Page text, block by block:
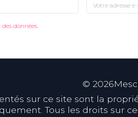
données.
© 2026
sur ce site sont la
Tous les droits sur